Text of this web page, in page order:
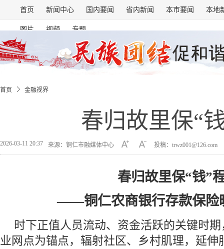
首页 新闻中心 国内要闻 省内新闻 本市要闻 本地
图片 视频 专题
首页 金融视界
春归故里保“
2026-03-11 20:37 来源：铜仁市融媒体中心 投稿：trwz001@126.com
春归故里保“钱”
——铜仁农商银行存款保险
时下正值人员流动、资金活跃的关键时
业网点为锚点，辐射社区、乡村肌理，延伸